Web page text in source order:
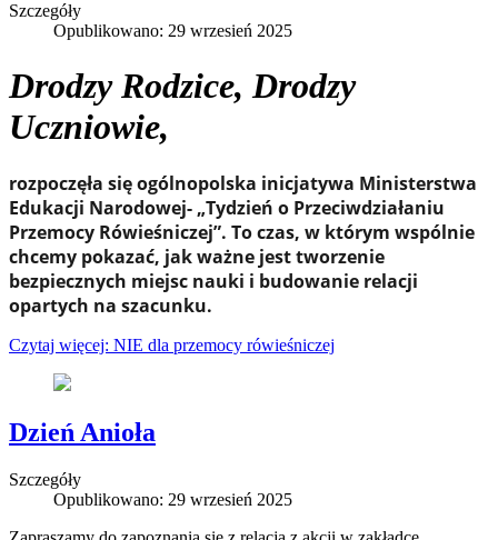
Szczegóły
Opublikowano: 29 wrzesień 2025
Drodzy Rodzice, Drodzy
Uczniowie,
rozpoczęła się ogólnopolska inicjatywa Ministerstwa
Edukacji Narodowej- „Tydzień o Przeciwdziałaniu
Przemocy Rówieśniczej”. To czas, w którym wspólnie
chcemy pokazać, jak ważne jest tworzenie
bezpiecznych miejsc nauki i budowanie relacji
opartych na szacunku.
Czytaj więcej: NIE dla przemocy rówieśniczej
Dzień Anioła
Szczegóły
Opublikowano: 29 wrzesień 2025